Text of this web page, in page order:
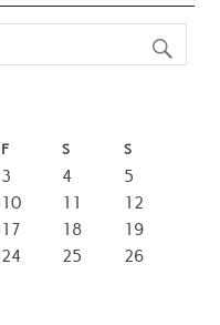
F S S
3 4
5
10 11
12
17 18
19
24 25
26